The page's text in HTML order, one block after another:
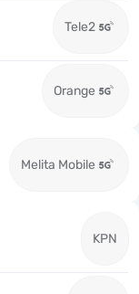
Tele2
Orange
Melita Mobile
KPN